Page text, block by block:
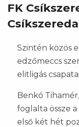
FK
Csíkszereda
Szintén közös
edzőmeccs
elitligás
Benkó
foglalta össze
első két hét